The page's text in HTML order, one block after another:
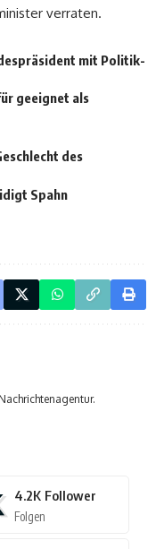
verraten.
mit Politik-
geeignet als
des
Spahn
4.2K Follower
Folgen